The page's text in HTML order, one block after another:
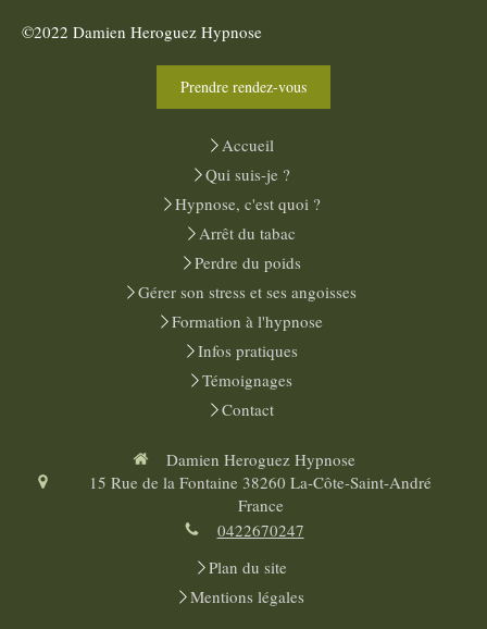
©2022 Damien Heroguez Hypnose
Prendre rendez-vous
Accueil
Qui suis-je ?
Hypnose, c'est quoi ?
Arrêt du tabac
Perdre du poids
Gérer son stress et ses angoisses
Formation à l'hypnose
Infos pratiques
Témoignages
Contact
Damien Heroguez Hypnose
15 Rue de la Fontaine 38260 La-Côte-Saint-André
France
0422670247
Plan du site
Mentions légales